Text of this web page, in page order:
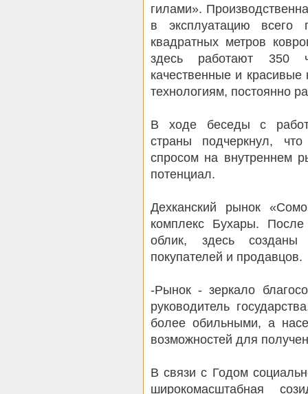
гилами».
в эксплуатацию всего
квадратных метров
здесь работают 350
качественные и
технологиям, постоянно
В ходе беседы с
страны подчеркнул,
спросом на внутреннем
потенциал.
Дехканский рынок
комплекс Бухары.
облик, здесь
покупателей и продавцов.
-Рынок - зеркало
руководитель
более обильными, а
возможностей для
В связи с Годом
широкомасштабная